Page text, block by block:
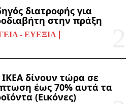
διατροφής για
στην πράξη
- ΕΥΕΞΊΑ
ΙΚΕΑ δίνουν τώρα σε
έως 70% αυτά τα
(Εικόνες)